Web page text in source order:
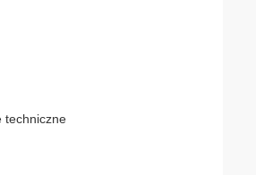
techniczne